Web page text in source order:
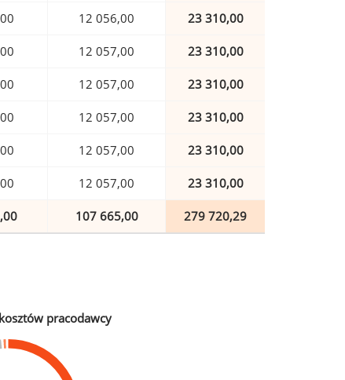
12 056,00 23 310,00
12 057,00 23 310,00
12 057,00 23 310,00
12 057,00 23 310,00
12 057,00 23 310,00
12 057,00 23 310,00
107 665,00 279 720,29
pracodawcy